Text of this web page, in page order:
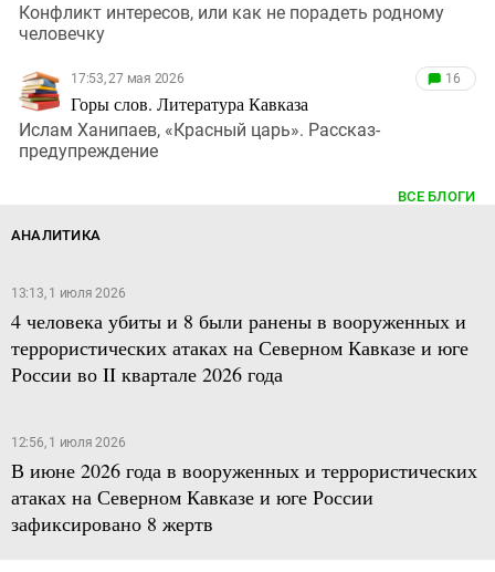
Конфликт интересов, или как не порадеть родному
человечку
17:53, 27 мая 2026
Горы слов. Литература Кавказа
16
Ислам Ханипаев, «Красный царь». Рассказ-
предупреждение
ВСЕ БЛОГИ
АНАЛИТИКА
13:13, 1 июля 2026
4 человека убиты и 8 были ранены в вооруженных и
террористических атаках на Северном Кавказе и юге
России во II квартале 2026 года
12:56, 1 июля 2026
В июне 2026 года в вооруженных и террористических
атаках на Северном Кавказе и юге России
зафиксировано 8 жертв